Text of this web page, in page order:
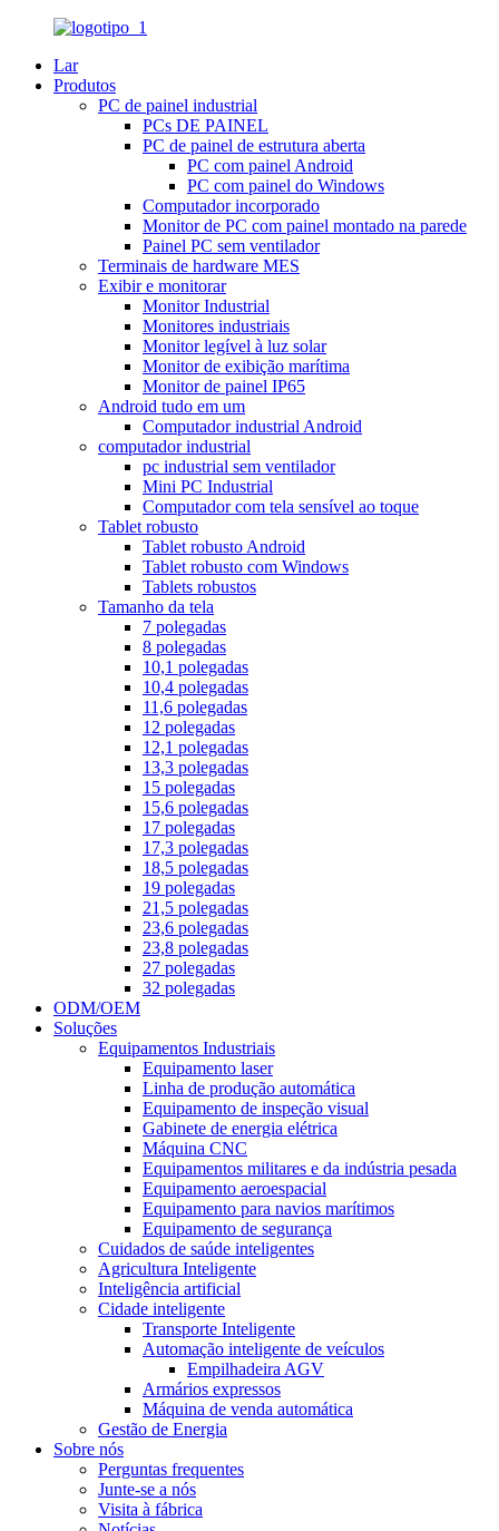
Lar
Produtos
PC de painel industrial
PCs DE PAINEL
PC de painel de estrutura aberta
PC com painel Android
PC com painel do Windows
Computador incorporado
Monitor de PC com painel montado na parede
Painel PC sem ventilador
Terminais de hardware MES
Exibir e monitorar
Monitor Industrial
Monitores industriais
Monitor legível à luz solar
Monitor de exibição marítima
Monitor de painel IP65
Android tudo em um
Computador industrial Android
computador industrial
pc industrial sem ventilador
Mini PC Industrial
Computador com tela sensível ao toque
Tablet robusto
Tablet robusto Android
Tablet robusto com Windows
Tablets robustos
Tamanho da tela
7 polegadas
8 polegadas
10,1 polegadas
10,4 polegadas
11,6 polegadas
12 polegadas
12,1 polegadas
13,3 polegadas
15 polegadas
15,6 polegadas
17 polegadas
17,3 polegadas
18,5 polegadas
19 polegadas
21,5 polegadas
23,6 polegadas
23,8 polegadas
27 polegadas
32 polegadas
ODM/OEM
Soluções
Equipamentos Industriais
Equipamento laser
Linha de produção automática
Equipamento de inspeção visual
Gabinete de energia elétrica
Máquina CNC
Equipamentos militares e da indústria pesada
Equipamento aeroespacial
Equipamento para navios marítimos
Equipamento de segurança
Cuidados de saúde inteligentes
Agricultura Inteligente
Inteligência artificial
Cidade inteligente
Transporte Inteligente
Automação inteligente de veículos
Empilhadeira AGV
Armários expressos
Máquina de venda automática
Gestão de Energia
Sobre nós
Perguntas frequentes
Junte-se a nós
Visita à fábrica